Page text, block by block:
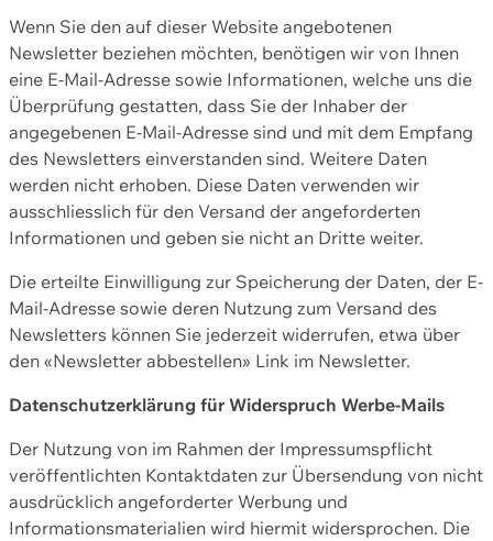
Wenn Sie den auf dieser Website angebotenen
Newsletter beziehen möchten, benötigen wir von Ihnen
eine E-Mail-Adresse sowie Informationen, welche uns die
Überprüfung gestatten, dass Sie der Inhaber der
angegebenen E-Mail-Adresse sind und mit dem Empfang
des Newsletters einverstanden sind. Weitere Daten
werden nicht erhoben. Diese Daten verwenden wir
ausschliesslich für den Versand der angeforderten
Informationen und geben sie nicht an Dritte weiter.
Die erteilte Einwilligung zur Speicherung der Daten, der E-
Mail-Adresse sowie deren Nutzung zum Versand des
Newsletters können Sie jederzeit widerrufen, etwa über
den «Newsletter abbestellen» Link im Newsletter.
Datenschutzerklärung für Widerspruch Werbe-Mails
Der Nutzung von im Rahmen der Impressumspflicht
veröffentlichten Kontaktdaten zur Übersendung von nicht
ausdrücklich angeforderter Werbung und
Informationsmaterialien wird hiermit widersprochen. Die